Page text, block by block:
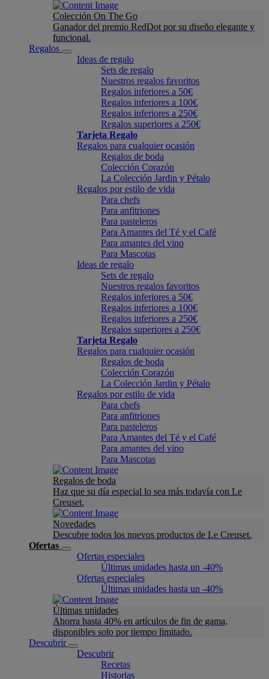
Colección On The Go
Ganador del premio RedDot por su diseño elegante y
funcional.
Regalos
Ideas de regalo
Sets de regalo
Nuestros regalos favoritos
Regalos inferiores a 50€
Regalos inferiores a 100€
Regalos inferiores a 250€
Regalos superiores a 250€
Tarjeta Regalo
Regalos para cualquier ocasión
Regalos de boda
Colección Corazón
La Colección Jardin y Pétalo
Regalos por estilo de vida
Para chefs
Para anfitriones
Para pasteleros
Para Amantes del Té y el Café
Para amantes del vino
Para Mascotas
Ideas de regalo
Sets de regalo
Nuestros regalos favoritos
Regalos inferiores a 50€
Regalos inferiores a 100€
Regalos inferiores a 250€
Regalos superiores a 250€
Tarjeta Regalo
Regalos para cualquier ocasión
Regalos de boda
Colección Corazón
La Colección Jardin y Pétalo
Regalos por estilo de vida
Para chefs
Para anfitriones
Para pasteleros
Para Amantes del Té y el Café
Para amantes del vino
Para Mascotas
Regalos de boda
Haz que su día especial lo sea más todavía con Le
Creuset.
Novedades
Descubre todos los nuevos productos de Le Creuset.
Ofertas
Ofertas especiales
Últimas unidades hasta un -40%
Ofertas especiales
Últimas unidades hasta un -40%
Últimas unidades
Ahorra hasta 40% en artículos de fin de gama,
disponibles solo por tiempo limitado.
Descubrir
Descubrir
Recetas
Historias